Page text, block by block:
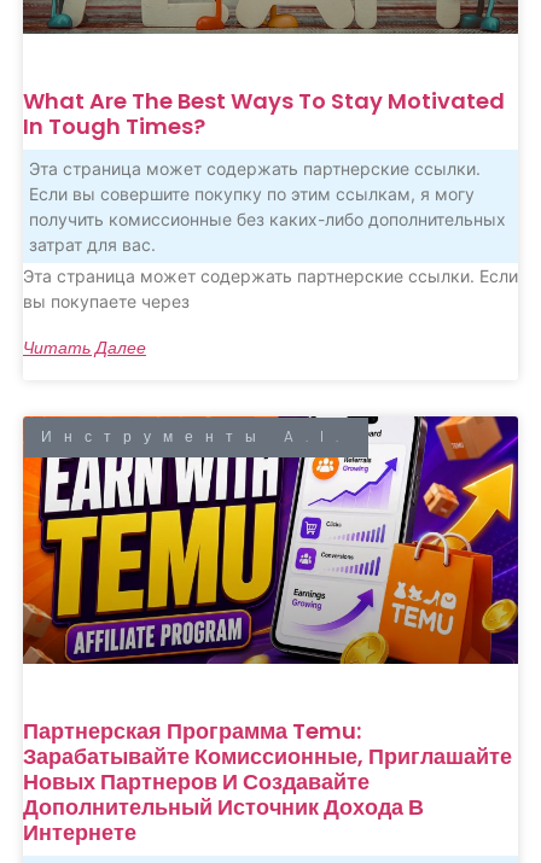
What Are The Best Ways To Stay Motivated
In Tough Times?
Эта страница может содержать партнерские ссылки.
Если вы совершите покупку по этим ссылкам, я могу
получить комиссионные без каких-либо дополнительных
затрат для вас.
Эта страница может содержать партнерские ссылки. Если
вы покупаете через
Читать Далее
Инструменты A.I.
Партнерская Программа Temu:
Зарабатывайте Комиссионные, Приглашайте
Новых Партнеров И Создавайте
Дополнительный Источник Дохода В
Интернете